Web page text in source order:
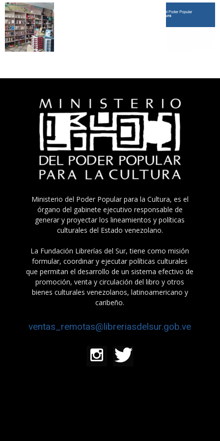
Ministerio del Poder Popular para la Cultura, es el
órgano del gabinete ejecutivo responsable de
generar y proyectar los lineamientos y políticas
culturales del Estado venezolano.
La Fundación Librerías del Sur, tiene como misión
formular, coordinar y ejecutar políticas culturales
que permitan el desarrollo de un sistema efectivo de
promoción, venta y circulación del libro y otros
bienes culturales venezolanos, latinoamericano y
caribeño.
ventas_remotas@libreriasdelsur.gob.ve